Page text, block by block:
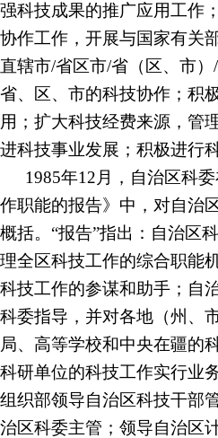
强科技成果的推广应用工作
协作工作，开展与国家有关
直辖市/省区市/省（区、市
省、区、市的科技协作；积
用；扩大科技经费来源，管
进科技事业发展；积极进行
1985年12月，自治区科
作职能的报告》中，对自治
概括。“报告”指出：自治区
理全区科技工作的综合职能
科技工作的参谋和助手；自
科委指导，并对各地（州、
局、高等学校和中央在疆的
科研单位的科技工作实行业
组织部领导自治区科技干部
治区科委主管；领导自治区